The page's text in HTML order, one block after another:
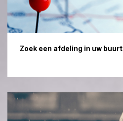
Zoek een afdeling in uw buurt